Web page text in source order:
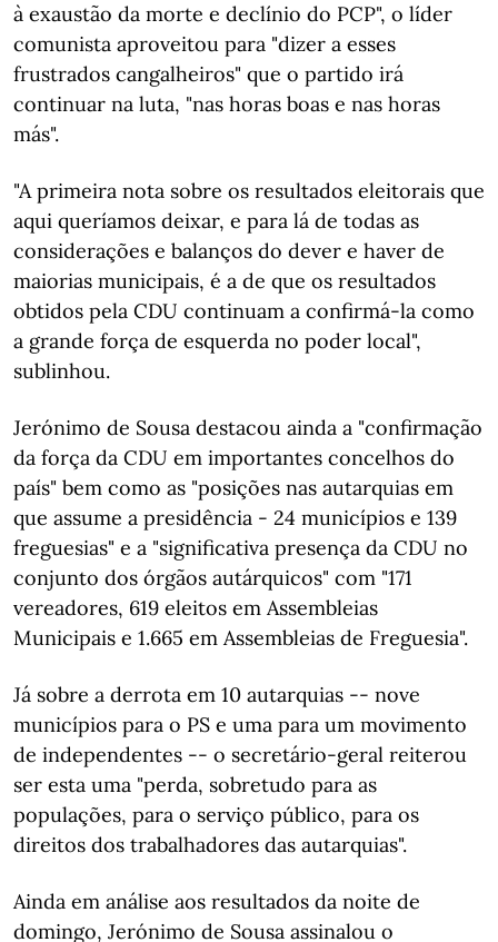
à exaustão da morte e declínio do PCP", o líder
comunista aproveitou para "dizer a esses
frustrados cangalheiros" que o partido irá
continuar na luta, "nas horas boas e nas horas
más".
"A primeira nota sobre os resultados eleitorais que
aqui queríamos deixar, e para lá de todas as
considerações e balanços do dever e haver de
maiorias municipais, é a de que os resultados
obtidos pela CDU continuam a confirmá-la como
a grande força de esquerda no poder local",
sublinhou.
Jerónimo de Sousa destacou ainda a "confirmação
da força da CDU em importantes concelhos do
país" bem como as "posições nas autarquias em
que assume a presidência - 24 municípios e 139
freguesias" e a "significativa presença da CDU no
conjunto dos órgãos autárquicos" com "171
vereadores, 619 eleitos em Assembleias
Municipais e 1.665 em Assembleias de Freguesia".
Já sobre a derrota em 10 autarquias -- nove
municípios para o PS e uma para um movimento
de independentes -- o secretário-geral reiterou
ser esta uma "perda, sobretudo para as
populações, para o serviço público, para os
direitos dos trabalhadores das autarquias".
Ainda em análise aos resultados da noite de
domingo, Jerónimo de Sousa assinalou o